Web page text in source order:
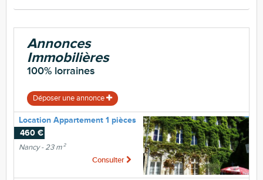
Annonces
Immobilières
100% lorraines
Déposer une annonce
Location Appartement 1 pièces
460 €
Nancy - 23 m²
Consulter